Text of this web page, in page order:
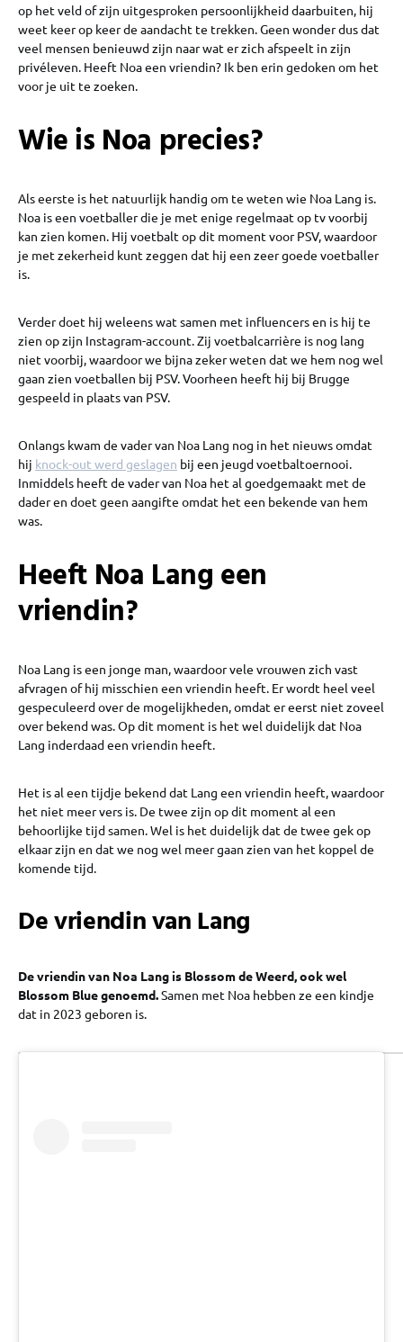
op het veld of zijn uitgesproken persoonlijkheid daarbuiten, hij
weet keer op keer de aandacht te trekken. Geen wonder dus dat
veel mensen benieuwd zijn naar wat er zich afspeelt in zijn
privéleven. Heeft Noa een vriendin? Ik ben erin gedoken om het
voor je uit te zoeken.
Wie is Noa precies?
Als eerste is het natuurlijk handig om te weten wie Noa Lang is.
Noa is een voetballer die je met enige regelmaat op tv voorbij
kan zien komen. Hij voetbalt op dit moment voor PSV, waardoor
je met zekerheid kunt zeggen dat hij een zeer goede voetballer
is.
Verder doet hij weleens wat samen met influencers en is hij te
zien op zijn Instagram-account. Zij voetbalcarrière is nog lang
niet voorbij, waardoor we bijna zeker weten dat we hem nog wel
gaan zien voetballen bij PSV. Voorheen heeft hij bij Brugge
gespeeld in plaats van PSV.
Onlangs kwam de vader van Noa Lang nog in het nieuws omdat
hij knock-out werd geslagen bij een jeugd voetbaltoernooi.
Inmiddels heeft de vader van Noa het al goedgemaakt met de
dader en doet geen aangifte omdat het een bekende van hem
was.
Heeft Noa Lang een
vriendin?
Noa Lang is een jonge man, waardoor vele vrouwen zich vast
afvragen of hij misschien een vriendin heeft. Er wordt heel veel
gespeculeerd over de mogelijkheden, omdat er eerst niet zoveel
over bekend was. Op dit moment is het wel duidelijk dat Noa
Lang inderdaad een vriendin heeft.
Het is al een tijdje bekend dat Lang een vriendin heeft, waardoor
het niet meer vers is. De twee zijn op dit moment al een
behoorlijke tijd samen. Wel is het duidelijk dat de twee gek op
elkaar zijn en dat we nog wel meer gaan zien van het koppel de
komende tijd.
De vriendin van Lang
De vriendin van Noa Lang is Blossom de Weerd, ook wel
Blossom Blue genoemd.Samen met Noa hebben ze een kindje
dat in 2023 geboren is.